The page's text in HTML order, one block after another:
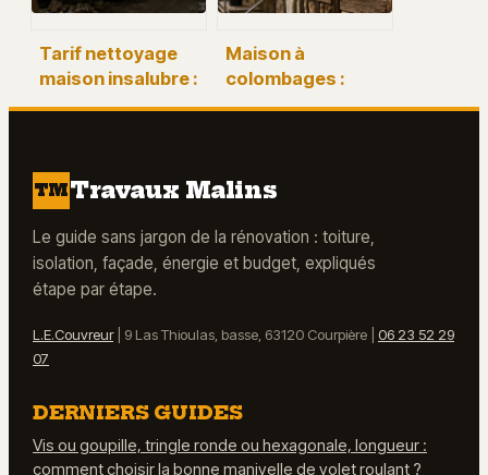
Tarif nettoyage
maison insalubre :
de 30 € à 100 € le
Maison à
colombages :
structure,
patrimoine
durable
TMTravaux Malins
Le guide sans jargon de la rénovation : toiture,
isolation, façade, énergie et budget, expliqués
étape par étape.
L.E.Couvreur| 9 Las Thioulas, basse, 63120 Courpière
06 23 52 29
07
DERNIERS GUIDES
Vis ou goupille, tringle ronde ou hexagonale, longueur :
comment choisir la bonne manivelle de volet roulant ?